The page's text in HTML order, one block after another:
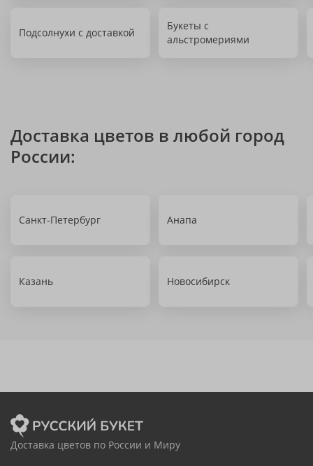
Подсолнухи с доставкой
Букеты с
альстромериями
Доставка цветов в любой город
России:
Санкт-Петербург Анапа
Казань Новосибирск
Доставка цветов по России и Миру